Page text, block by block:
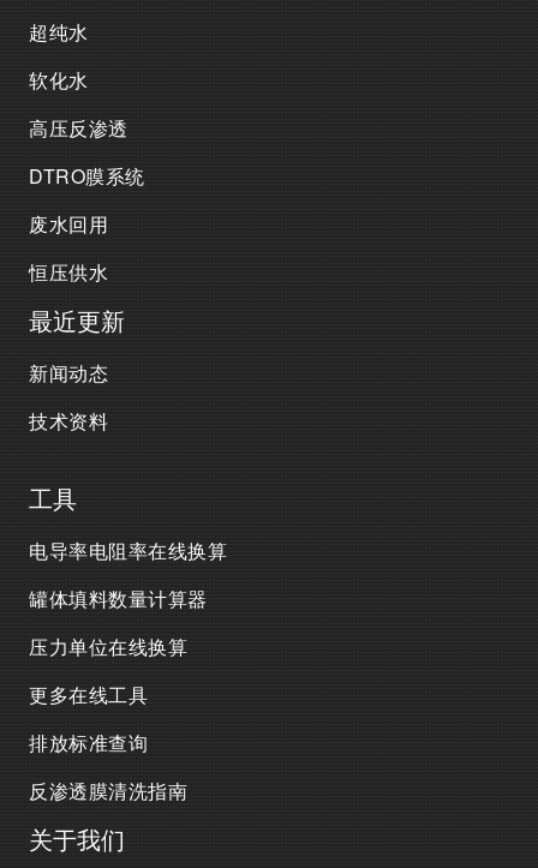
超纯水
软化水
高压反渗透
DTRO膜系统
废水回用
恒压供水
最近更新
新闻动态
技术资料
工具
电导率电阻率在线换算
罐体填料数量计算器
压力单位在线换算
更多在线工具
排放标准查询
反渗透膜清洗指南
关于我们